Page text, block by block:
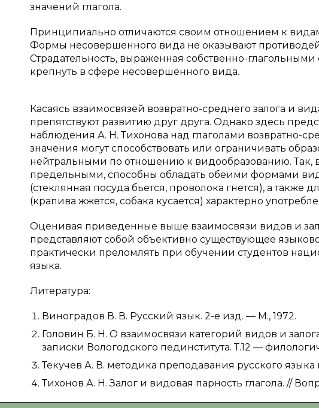
значений глагола.
Принципиально отличаются своим отношением к
Формы несовершенного вида не оказывают
Страдательность, выраженная собственно-
крепнуть в сфере несовершенного вида.
Касаясь взаимосвязей возвратно-среднего залога и
препятствуют развитию друг друга. Однако здесь
наблюдения А. Н. Тихонова над глаголами возвратно-
значения могут способствовать или ограничивать
нейтральными по отношению к видообразованию. Так,
предельными, способны обладать обеими формами
(стеклянная посуда бьется, проволока гнется), а также
(крапива жжется, собака кусается) характерно
Оценивая приведенные выше взаимосвязи видов и
представляют собой объективно существующее
практически преломлять при обучении студентов
языка.
Литература:
Виноградов В. В. Русский язык. 2-е изд. — М., 1972.
Головин Б. Н. О взаимосвязи категорий видов и
записки Вологодского пединститута. Т.12 —
Текучев А. В. методика преподавания русского
Тихонов А. Н. Залог и видовая парность глагола. //